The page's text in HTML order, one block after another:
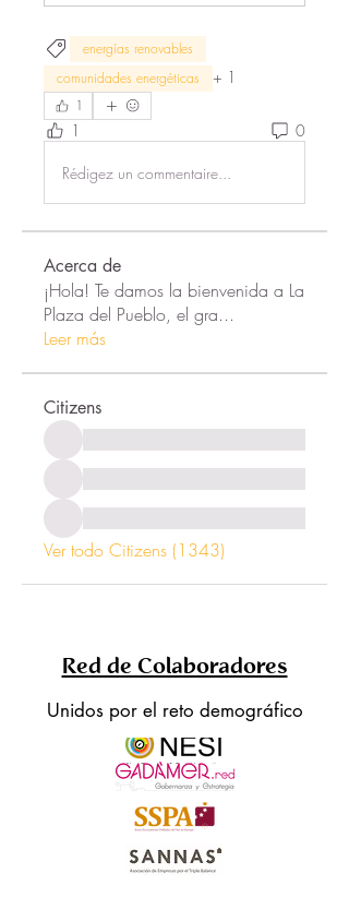
energías renovables
comunidades energéticas
+ 1
1
1 0
Rédigez un commentaire...
Acerca de
¡Hola! Te damos la bienvenida a La
Plaza del Pueblo, el gra...
Leer más
Citizens
Ver todo Citizens (1343)
Red de Colaboradores
Unidos por el reto demográfico